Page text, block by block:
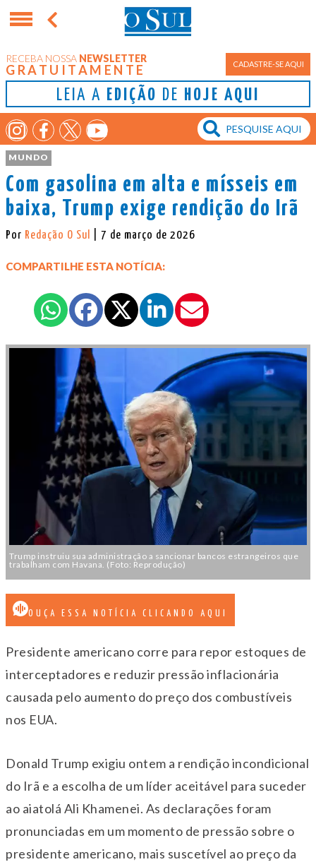
RECEBA NOSSA NEWSLETTER
GRATUITAMENTE CADASTRE-SE AQUI
LEIA A EDIÇÃO DE HOJE AQUI
MUNDO
Com gasolina em alta e mísseis em
baixa, Trump exige rendição do Irã
Por Redação O Sul | 7 de março de 2026
COMPARTILHE ESTA NOTÍCIA:
Trump instruiu sua administração a sancionar bancos estrangeiros que
trabalham com Havana. (Foto: Reprodução)
OUÇA ESSA NOTÍCIA CLICANDO AQUI
Presidente americano corre para repor estoques de
interceptadores e reduzir pressão inflacionária
causada pelo aumento do preço dos combustíveis
nos EUA.
Donald Trump exigiu ontem a rendição incondicional
do Irã e a escolha de um líder aceitável para suceder
ao aiatolá Ali Khamenei. As declarações foram
pronunciadas em um momento de pressão sobre o
presidente americano, mais suscetível ao preço da